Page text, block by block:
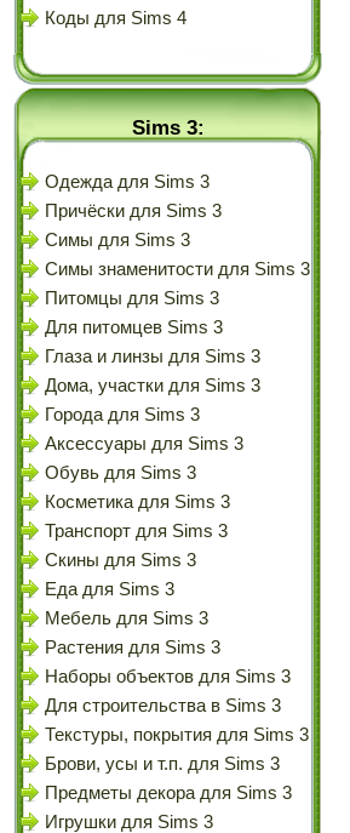
Коды для Sims 4
Sims 3:
Одежда для Sims 3
Причёски для Sims 3
Симы для Sims 3
Симы знаменитости для Sims 3
Питомцы для Sims 3
Для питомцев Sims 3
Глаза и линзы для Sims 3
Дома, участки для Sims 3
Города для Sims 3
Аксессуары для Sims 3
Обувь для Sims 3
Косметика для Sims 3
Транспорт для Sims 3
Скины для Sims 3
Еда для Sims 3
Мебель для Sims 3
Растения для Sims 3
Наборы объектов для Sims 3
Для строительства в Sims 3
Текстуры, покрытия для Sims 3
Брови, усы и т.п. для Sims 3
Предметы декора для Sims 3
Игрушки для Sims 3